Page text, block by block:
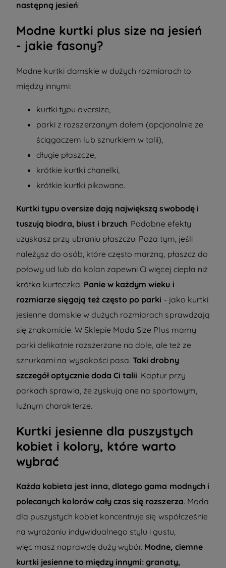
następną jesień!
Modne kurtki plus size na jesień
- jakie fasony?
Modne kurtki damskie w dużych rozmiarach to
między innymi:
kurtki typu oversize,
parki z rozszerzanym dołem (opcjonalnie ze
ściągaczem lub sznurkiem w talii),
długie płaszcze,
krótkie kurtki chanelki,
krótkie kurtki pikowane.
Kurtki typu oversize dają największą swobodę i
tuszują biodra, biust i brzuch. Podobne efekty
uzyskasz przy ubraniu płaszczu. Poza tym, jeśli
należysz do osób, które często marzną, płaszcz do
połowy ud lub do kolan zapewni Ci więcej ciepła niż
krótka kurteczka. Panie w każdym wieku i
rozmiarze sięgają też często po parki - jako kurtki
jesienne damskie w dużych rozmiarach sprawdzają
się znakomicie. W Sklepie Moda Size Plus mamy
parki delikatnie rozszerzane na dole, ale też ze
sznurkami na wysokości pasa.Taki drobny
szczegół optycznie doda Ci talii. Kaptur przy
parkach sprawia, że zyskują one na sportowym,
luźnym charakterze.
Kurtki jesienne dla puszystych
kobiet i kolory, które warto
wybrać
Każda kobieta jest inna, dlatego gama modnych i
polecanych kolorów cały czas się rozszerza. Moda
dla puszystych kobiet koncentruje się współcześnie
na wyrażaniu indywidualnego stylu i gustu,
więc masz naprawdę duży wybór. Modne, ciemne
kurtki jesienne to między innymi: granaty,